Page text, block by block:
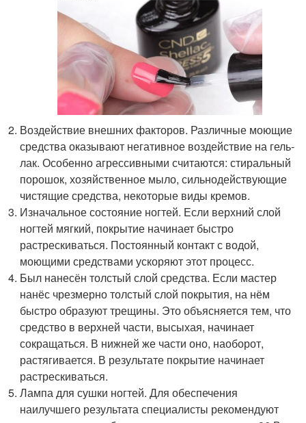
Воздействие внешних факторов. Различные моющие
средства оказывают негативное воздействие на гель-
лак. Особенно агрессивными считаются: стиральный
порошок, хозяйственное мыло, сильнодействующие
чистящие средства, некоторые виды кремов.
Изначальное состояние ногтей. Если верхний слой
ногтей мягкий, покрытие начинает быстро
растрескиваться. Постоянный контакт с водой,
моющими средствами ускоряют этот процесс.
Был нанесён толстый слой средства. Если мастер
нанёс чрезмерно толстый слой покрытия, на нём
быстро образуют трещины. Это объясняется тем, что
средство в верхней части, высыхая, начинает
сокращаться. В нижней же части оно, наоборот,
растягивается. В результате покрытие начинает
растрескиваться.
Лампа для сушки ногтей. Для обеспечения
наилучшего результата специалисты рекомендуют